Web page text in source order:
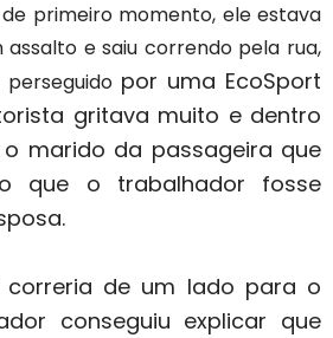
primeiro momento, ele estava
e saiu correndo pela rua,
por uma EcoSport
gritava muito e dentro
marido da passageira que
que o trabalhador fosse
correria de um lado para o
conseguiu explicar que